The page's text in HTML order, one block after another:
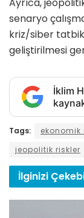
Ayrıca,
senaryo
kriz/siber
geliştirilmesi
İklim
Tags: ekonomik
jeopolitik riskler
İlginizi